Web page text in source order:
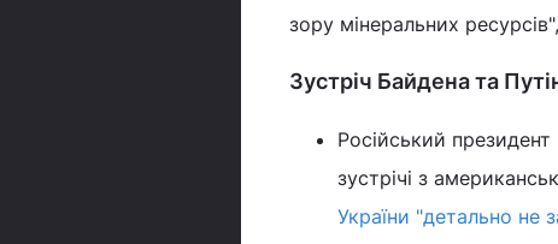
зору мінеральних
Зустріч Байдена та
Російський
зустрічі з
України "детально не